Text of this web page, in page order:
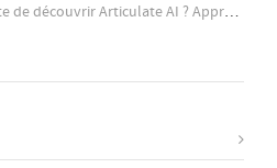
Articulate AI ? Apprenez-en plus ici !